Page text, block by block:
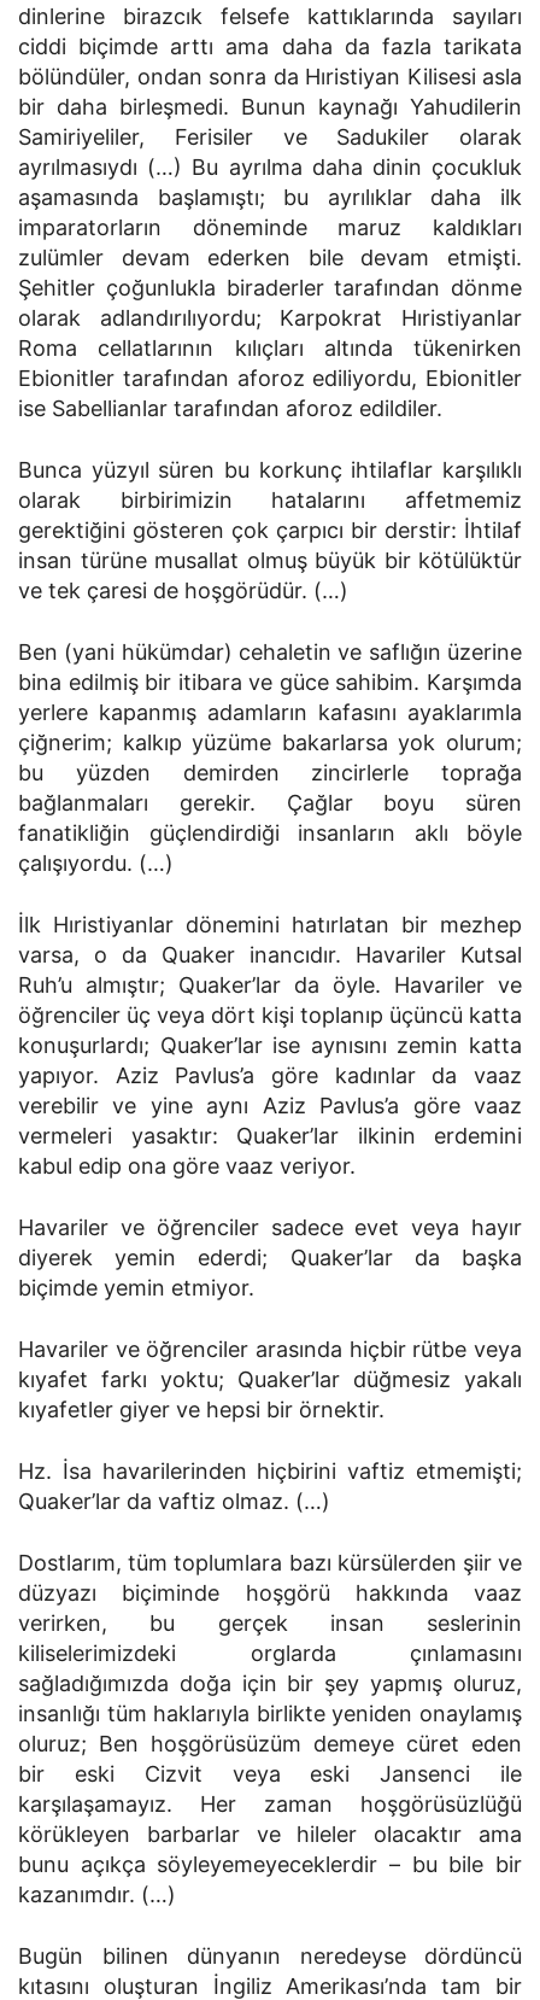
dinlerine birazcık felsefe kattıklarında sayıları
ciddi biçimde arttı ama daha da fazla tarikata
bölündüler, ondan sonra da Hıristiyan Kilisesi asla
bir daha birleşmedi. Bunun kaynağı Yahudilerin
Samiriyeliler, Ferisiler ve Sadukiler olarak
ayrılmasıydı (…) Bu ayrılma daha dinin çocukluk
aşamasında başlamıştı; bu ayrılıklar daha ilk
imparatorların döneminde maruz kaldıkları
zulümler devam ederken bile devam etmişti.
Şehitler çoğunlukla biraderler tarafından dönme
olarak adlandırılıyordu; Karpokrat Hıristiyanlar
Roma cellatlarının kılıçları altında tükenirken
Ebionitler tarafından aforoz ediliyordu, Ebionitler
ise Sabellianlar tarafından aforoz edildiler.
Bunca yüzyıl süren bu korkunç ihtilaflar karşılıklı
olarak birbirimizin hatalarını affetmemiz
gerektiğini gösteren çok çarpıcı bir derstir: İhtilaf
insan türüne musallat olmuş büyük bir kötülüktür
ve tek çaresi de hoşgörüdür. (…)
Ben (yani hükümdar) cehaletin ve saflığın üzerine
bina edilmiş bir itibara ve güce sahibim. Karşımda
yerlere kapanmış adamların kafasını ayaklarımla
çiğnerim; kalkıp yüzüme bakarlarsa yok olurum;
bu yüzden demirden zincirlerle toprağa
bağlanmaları gerekir. Çağlar boyu süren
fanatikliğin güçlendirdiği insanların aklı böyle
çalışıyordu. (…)
İlk Hıristiyanlar dönemini hatırlatan bir mezhep
varsa, o da Quaker inancıdır. Havariler Kutsal
Ruh’u almıştır; Quaker’lar da öyle. Havariler ve
öğrenciler üç veya dört kişi toplanıp üçüncü katta
konuşurlardı; Quaker’lar ise aynısını zemin katta
yapıyor. Aziz Pavlus’a göre kadınlar da vaaz
verebilir ve yine aynı Aziz Pavlus’a göre vaaz
vermeleri yasaktır: Quaker’lar ilkinin erdemini
kabul edip ona göre vaaz veriyor.
Havariler ve öğrenciler sadece evet veya hayır
diyerek yemin ederdi; Quaker’lar da başka
biçimde yemin etmiyor.
Havariler ve öğrenciler arasında hiçbir rütbe veya
kıyafet farkı yoktu; Quaker’lar düğmesiz yakalı
kıyafetler giyer ve hepsi bir örnektir.
Hz. İsa havarilerinden hiçbirini vaftiz etmemişti;
Quaker’lar da vaftiz olmaz. (…)
Dostlarım, tüm toplumlara bazı kürsülerden şiir ve
düzyazı biçiminde hoşgörü hakkında vaaz
verirken, bu gerçek insan seslerinin
kiliselerimizdeki orglarda çınlamasını
sağladığımızda doğa için bir şey yapmış oluruz,
insanlığı tüm haklarıyla birlikte yeniden onaylamış
oluruz; Ben hoşgörüsüzüm demeye cüret eden
bir eski Cizvit veya eski Jansenci ile
karşılaşamayız. Her zaman hoşgörüsüzlüğü
körükleyen barbarlar ve hileler olacaktır ama
bunu açıkça söyleyemeyeceklerdir – bu bile bir
kazanımdır. (…)
Bugün bilinen dünyanın neredeyse dördüncü
kıtasını oluşturan İngiliz Amerikası’nda tam bir